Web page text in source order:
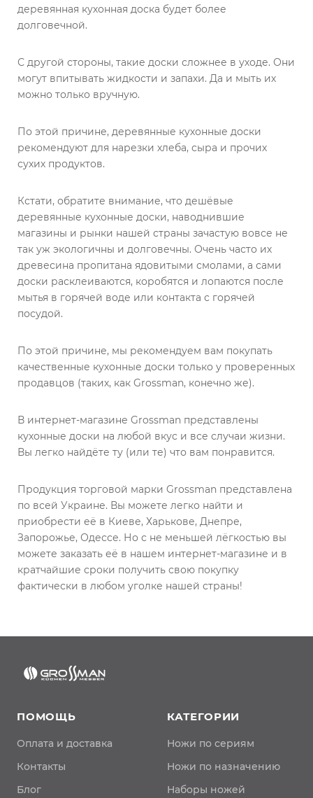
деревянная кухонная доска будет более
долговечной.
С другой стороны, такие доски сложнее в уходе. Они
могут впитывать жидкости и запахи. Да и мыть их
можно только вручную.
По этой причине, деревянные кухонные доски
рекомендуют для нарезки хлеба, сыра и прочих
сухих продуктов.
Кстати, обратите внимание, что дешёвые
деревянные кухонные доски, наводнившие
магазины и рынки нашей страны зачастую вовсе не
так уж экологичны и долговечны. Очень часто их
древесина пропитана ядовитыми смолами, а сами
доски расклеиваются, коробятся и лопаются после
мытья в горячей воде или контакта с горячей
посудой.
По этой причине, мы рекомендуем вам покупать
качественные кухонные доски только у проверенных
продавцов (таких, как Grossman, конечно же).
В интернет-магазине Grossman представлены
кухонные доски на любой вкус и все случаи жизни.
Вы легко найдёте ту (или те) что вам понравится.
Продукция торговой марки Grossman представлена
по всей Украине. Вы можете легко найти и
приобрести её в Киеве, Харькове, Днепре,
Запорожье, Одессе. Но с не меньшей лёгкостью вы
можете заказать её в нашем интернет-магазине и в
кратчайшие сроки получить свою покупку
фактически в любом уголке нашей страны!
ПОМОЩЬ
Оплата и доставка
Контакты
Блог
КАТЕГОРИИ
Ножи по сериям
Ножи по назначению
Наборы ножей